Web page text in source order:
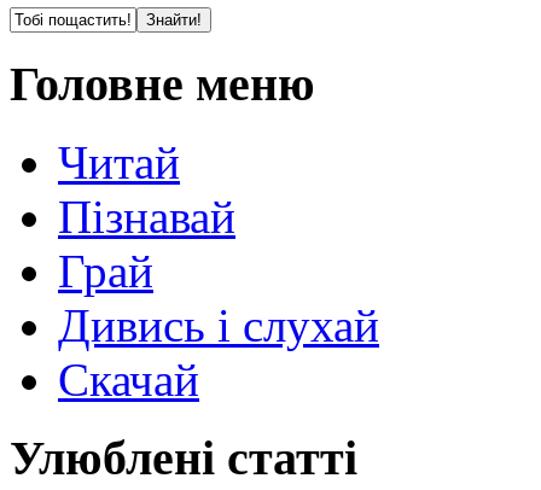
Головне меню
Читай
Пізнавай
Грай
Дивись і слухай
Скачай
Улюблені статті